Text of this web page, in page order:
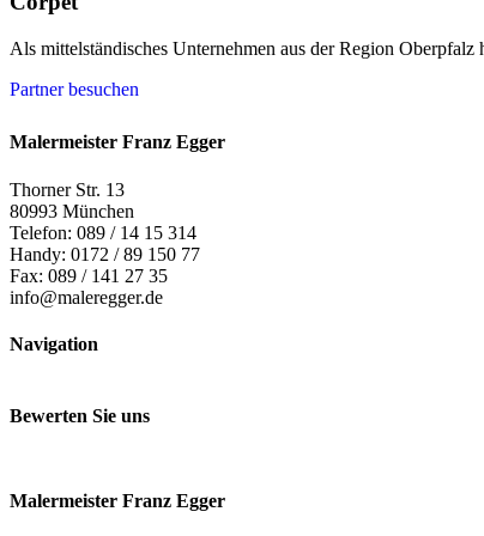
Als mittelständisches Unternehmen aus der Region
Partner besuchen
Malermeister Franz Egger
Thorner Str. 13
80993 München
Telefon: 089 / 14 15 314
Handy: 0172 / 89 150 77
Fax: 089 / 141 27 35
info@maleregger.de
Navigation
Bewerten Sie uns
Malermeister Franz Egger